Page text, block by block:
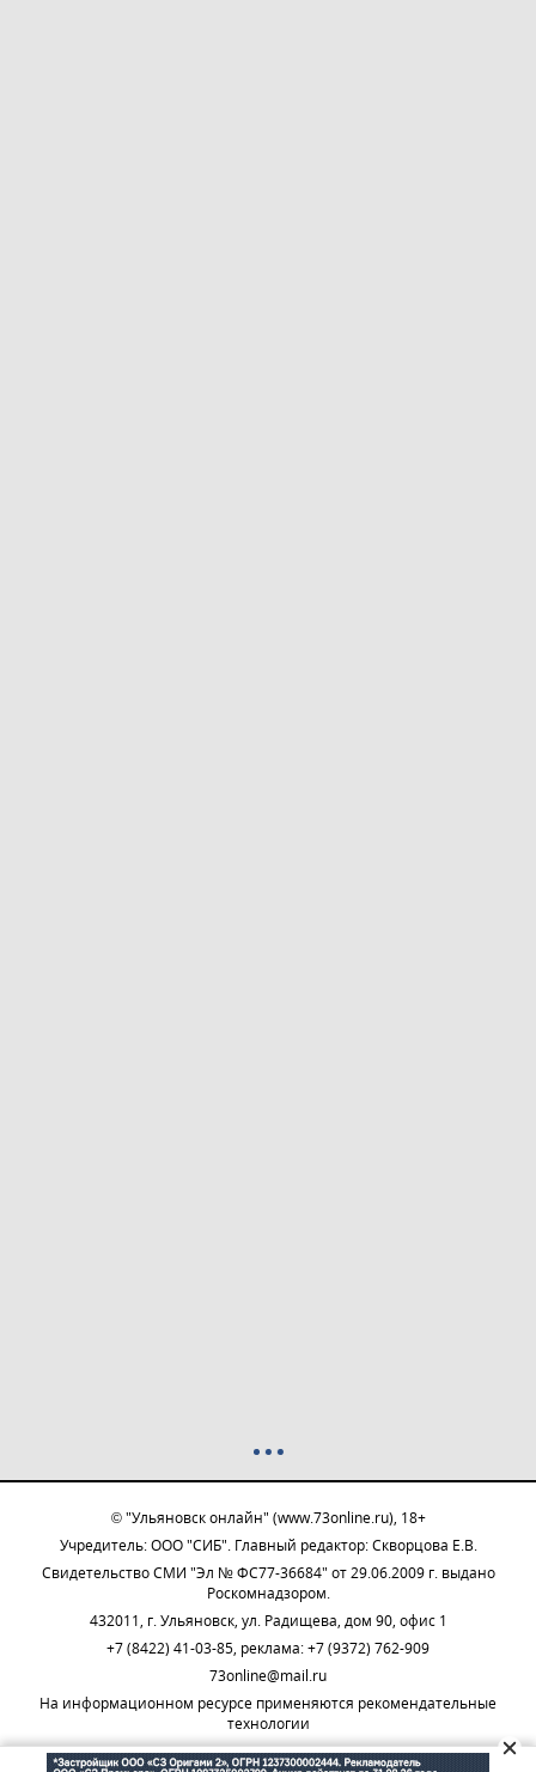
© "Ульяновск онлайн" (www.73online.ru), 18+
Учредитель: ООО "СИБ". Главный редактор: Скворцова Е.В.
Свидетельство СМИ "Эл № ФС77-36684" от 29.06.2009 г. выдано
Роскомнадзором.
432011, г. Ульяновск, ул. Радищева, дом 90, офис 1
+7 (8422) 41-03-85, реклама: +7 (9372) 762-909
73online@mail.ru
На информационном ресурсе применяются рекомендательные
технологии